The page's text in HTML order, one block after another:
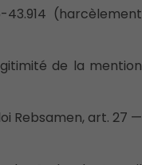
(harcèlement
de la mention
Rebsamen, art. 27 —